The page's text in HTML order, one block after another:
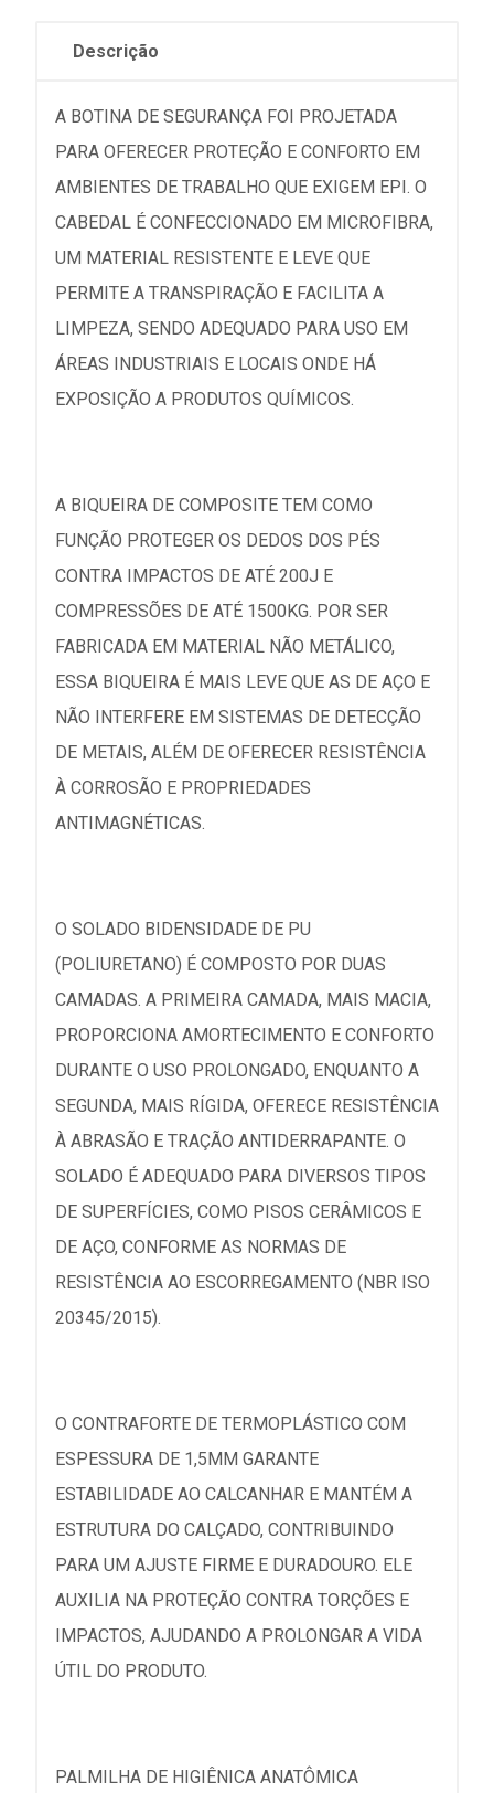
Descrição
A BOTINA DE SEGURANÇA FOI PROJETADA
PARA OFERECER PROTEÇÃO E CONFORTO EM
AMBIENTES DE TRABALHO QUE EXIGEM EPI. O
CABEDAL É CONFECCIONADO EM MICROFIBRA,
UM MATERIAL RESISTENTE E LEVE QUE
PERMITE A TRANSPIRAÇÃO E FACILITA A
LIMPEZA, SENDO ADEQUADO PARA USO EM
ÁREAS INDUSTRIAIS E LOCAIS ONDE HÁ
EXPOSIÇÃO A PRODUTOS QUÍMICOS.
A BIQUEIRA DE COMPOSITE TEM COMO
FUNÇÃO PROTEGER OS DEDOS DOS PÉS
CONTRA IMPACTOS DE ATÉ 200J E
COMPRESSÕES DE ATÉ 1500KG. POR SER
FABRICADA EM MATERIAL NÃO METÁLICO,
ESSA BIQUEIRA É MAIS LEVE QUE AS DE AÇO E
NÃO INTERFERE EM SISTEMAS DE DETECÇÃO
DE METAIS, ALÉM DE OFERECER RESISTÊNCIA
À CORROSÃO E PROPRIEDADES
ANTIMAGNÉTICAS.
O SOLADO BIDENSIDADE DE PU
(POLIURETANO) É COMPOSTO POR DUAS
CAMADAS. A PRIMEIRA CAMADA, MAIS MACIA,
PROPORCIONA AMORTECIMENTO E CONFORTO
DURANTE O USO PROLONGADO, ENQUANTO A
SEGUNDA, MAIS RÍGIDA, OFERECE RESISTÊNCIA
À ABRASÃO E TRAÇÃO ANTIDERRAPANTE. O
SOLADO É ADEQUADO PARA DIVERSOS TIPOS
DE SUPERFÍCIES, COMO PISOS CERÂMICOS E
DE AÇO, CONFORME AS NORMAS DE
RESISTÊNCIA AO ESCORREGAMENTO (NBR ISO
20345/2015).
O CONTRAFORTE DE TERMOPLÁSTICO COM
ESPESSURA DE 1,5MM GARANTE
ESTABILIDADE AO CALCANHAR E MANTÉM A
ESTRUTURA DO CALÇADO, CONTRIBUINDO
PARA UM AJUSTE FIRME E DURADOURO. ELE
AUXILIA NA PROTEÇÃO CONTRA TORÇÕES E
IMPACTOS, AJUDANDO A PROLONGAR A VIDA
ÚTIL DO PRODUTO.
PALMILHA DE HIGIÊNICA ANATÔMICA